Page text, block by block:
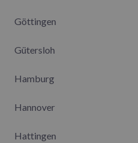
Göttingen
Gütersloh
Hamburg
Hannover
Hattingen